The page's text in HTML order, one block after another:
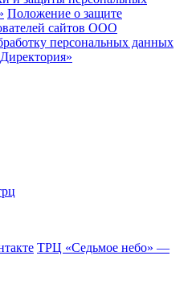
Положение о защите
сайтов ООО
персональных данных
ТРЦ «Седьмое небо» —